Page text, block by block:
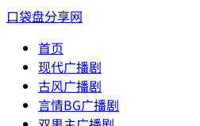
口袋盘分享网
首页
现代广播剧
古风广播剧
言情BG广播剧